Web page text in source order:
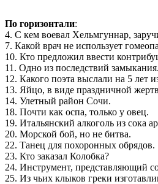
По горизонтали:
4. С кем воевал Хельмгуннар,
7. Какой врач не использует
10. Кто предложил ввести
11. Одно из последствий замыкания.
12. Какого поэта выслали на 5 лет
13. Яйцо, в виде праздничной
14. Улетный район Сочи.
18. Почти как оспа, только у овец.
19. Итальянский алкоголь из сока
20. Морской бой, но не битва.
22. Танец для похоронных обрядов.
23. Кто заказал Колобка?
24. Инструмент, представляющий
25. Из чьих клыков греки